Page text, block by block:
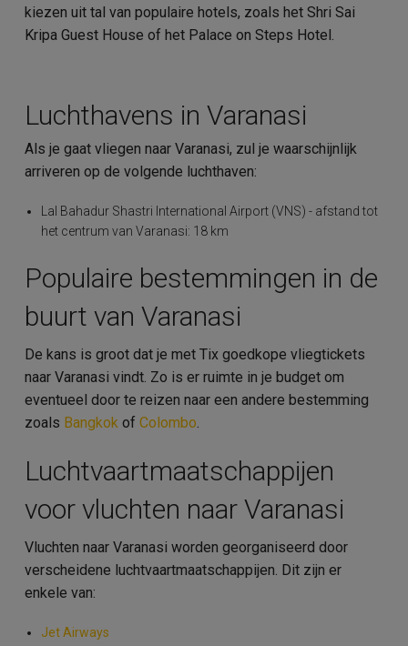
kiezen uit tal van populaire hotels, zoals het Shri Sai
Kripa Guest House of het Palace on Steps Hotel.
Luchthavens in Varanasi
Als je gaat vliegen naar Varanasi, zul je waarschijnlijk
arriveren op de volgende luchthaven:
Lal Bahadur Shastri International Airport (VNS) - afstand tot
het centrum van Varanasi: 18 km
Populaire bestemmingen in de
buurt van Varanasi
De kans is groot dat je met Tix goedkope vliegtickets
naar Varanasi vindt. Zo is er ruimte in je budget om
eventueel door te reizen naar een andere bestemming
zoals Bangkok of Colombo.
Luchtvaartmaatschappijen
voor vluchten naar Varanasi
Vluchten naar Varanasi worden georganiseerd door
verscheidene luchtvaartmaatschappijen. Dit zijn er
enkele van:
Jet Airways